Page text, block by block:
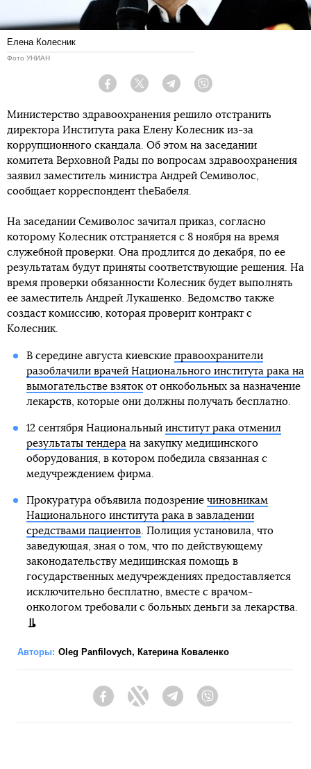
Елена Колесник
Фото УНИАН
Facebook Twitter Telegram
Министерство здравоохранения решило отстранить
директора Института рака Елену Колесник из-за
коррупционного скандала. Об этом на заседании
комитета Верховной Рады по вопросам здравоохранения
заявил заместитель министра Андрей Семиволос,
сообщает корреспондент theБабеля.
На заседании Семиволос зачитал приказ, согласно
которому Колесник отстраняется с 8 ноября на время
служебной проверки. Она продлится до декабря, по ее
результатам будут приняты соответствующие решения. На
время проверки обязанности Колесник будет выполнять
ее заместитель Андрей Лукашенко. Ведомство также
создаст комиссию, которая проверит контракт с
Колесник.
В середине августа киевские правоохранители
разоблачили врачей Национального института рака на
вымогательстве взятокот онкобольных за назначение
лекарств, которые они должны получать бесплатно.
12 сентября Национальный институт рака отменил
результаты тендерана закупку медицинского
оборудования, в котором победила связанная с
медучреждением фирма.
Прокуратура объявила подозрение чиновникам
Национального института рака в завладении
средствами пациентов. Полиция установила, что
заведующая, зная о том, что по действующему
законодательству медицинская помощь в
государственных медучреждениях предоставляется
исключительно бесплатно, вместе с врачом-
онкологом требовали с больных деньги за лекарства.
Авторы: Oleg Panfilovych, Катерина Коваленко
FacebookTwitter Telegram